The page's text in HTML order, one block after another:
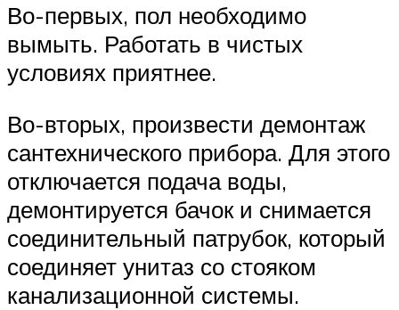
Во-первых, пол необходимо
вымыть. Работать в чистых
условиях приятнее.
Во-вторых, произвести демонтаж
сантехнического прибора. Для этого
отключается подача воды,
демонтируется бачок и снимается
соединительный патрубок, который
соединяет унитаз со стояком
канализационной системы.